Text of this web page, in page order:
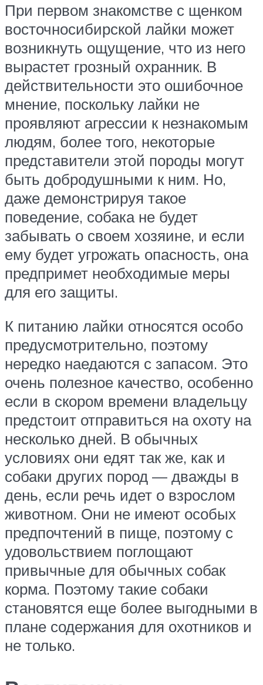
При первом знакомстве с щенком
восточносибирской лайки может
возникнуть ощущение, что из него
вырастет грозный охранник. В
действительности это ошибочное
мнение, поскольку лайки не
проявляют агрессии к незнакомым
людям, более того, некоторые
представители этой породы могут
быть добродушными к ним. Но,
даже демонстрируя такое
поведение, собака не будет
забывать о своем хозяине, и если
ему будет угрожать опасность, она
предпримет необходимые меры
для его защиты.
К питанию лайки относятся особо
предусмотрительно, поэтому
нередко наедаются с запасом. Это
очень полезное качество, особенно
если в скором времени владельцу
предстоит отправиться на охоту на
несколько дней. В обычных
условиях они едят так же, как и
собаки других пород — дважды в
день, если речь идет о взрослом
животном. Они не имеют особых
предпочтений в пище, поэтому с
удовольствием поглощают
привычные для обычных собак
корма. Поэтому такие собаки
становятся еще более выгодными в
плане содержания для охотников и
не только.